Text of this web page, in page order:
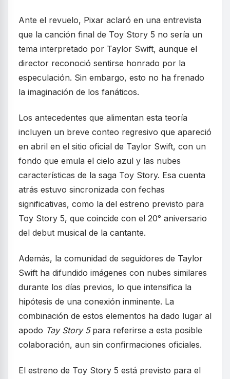
Ante el revuelo, Pixar aclaró en una entrevista
que la canción final de Toy Story 5 no sería un
tema interpretado por Taylor Swift, aunque el
director reconoció sentirse honrado por la
especulación. Sin embargo, esto no ha frenado
la imaginación de los fanáticos.
Los antecedentes que alimentan esta teoría
incluyen un breve conteo regresivo que apareció
en abril en el sitio oficial de Taylor Swift, con un
fondo que emula el cielo azul y las nubes
características de la saga Toy Story. Esa cuenta
atrás estuvo sincronizada con fechas
significativas, como la del estreno previsto para
Toy Story 5, que coincide con el 20° aniversario
del debut musical de la cantante.
Además, la comunidad de seguidores de Taylor
Swift ha difundido imágenes con nubes similares
durante los días previos, lo que intensifica la
hipótesis de una conexión inminente. La
combinación de estos elementos ha dado lugar al
apodo Tay Story 5para referirse a esta posible
colaboración, aun sin confirmaciones oficiales.
El estreno de Toy Story 5 está previsto para el